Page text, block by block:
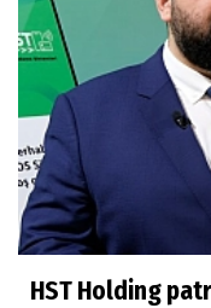
HST Holding